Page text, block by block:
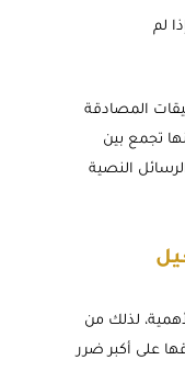
لم
المصادقة
تجمع بين
النصية
لذلك من
على أكبر ضرر